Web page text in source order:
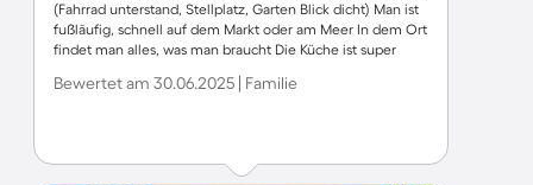
(Fahrrad unterstand, Stellplatz, Garten Blick dicht) Man ist
fußläufig, schnell auf dem Markt oder am Meer In dem Ort
findet man alles, was man braucht Die Küche ist super
etwas hart, hier würde ein Topper Abhilfe leisten.
Bewertet am 30.06.2025 | Familie